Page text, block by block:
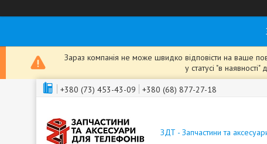
Зараз компанія не може швидко відповісти на ваше
у статусі "в
+380 (73) 453-43-09 +380 (68) 877-27-18
ЗДТ - Запчастини та